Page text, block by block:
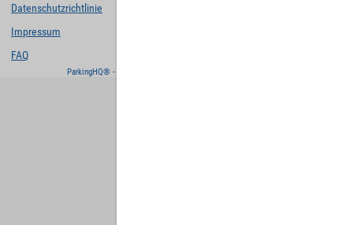
Datenschutzrichtlinie
Impressum
FAQ
ParkingHQ® - eine Lösung von